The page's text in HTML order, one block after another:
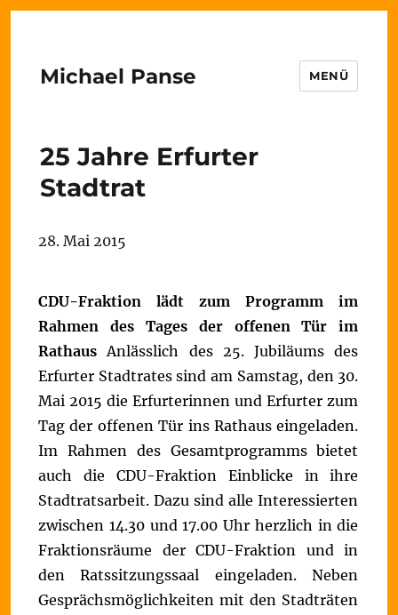
Michael Panse MENÜ
25 Jahre Erfurter
Stadtrat
28. Mai 2015
CDU-Fraktion lädt zum Programm im
Rahmen des Tages der offenen Tür im
Rathaus Anlässlich des 25. Jubiläums des
Erfurter Stadtrates sind am Samstag, den 30.
Mai 2015 die Erfurterinnen und Erfurter zum
Tag der offenen Tür ins Rathaus eingeladen.
Im Rahmen des Gesamtprogramms bietet
auch die CDU-Fraktion Einblicke in ihre
Stadtratsarbeit. Dazu sind alle Interessierten
zwischen 14.30 und 17.00 Uhr herzlich in die
Fraktionsräume der CDU-Fraktion und in
den Ratssitzungssaal eingeladen.Neben
Gesprächsmöglichkeiten mit den Stadträten